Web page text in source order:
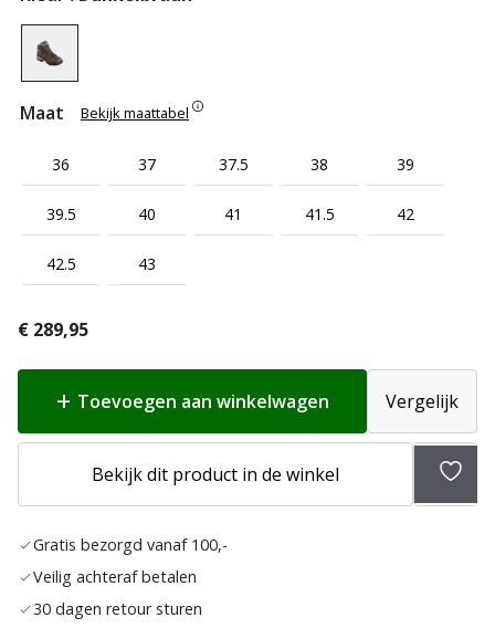
Maat Bekijk maattabel
36 37 37.5 38 39
39.5 40 41 41.5 42
42.5 43
€ 289,95
Toevoegen aan winkelwagen Vergelijk
Bekijk dit product in de winkel
Gratis bezorgd vanaf 100,-
Veilig achteraf betalen
30 dagen retour sturen